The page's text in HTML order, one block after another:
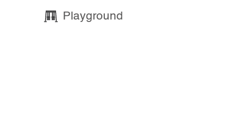
Playground